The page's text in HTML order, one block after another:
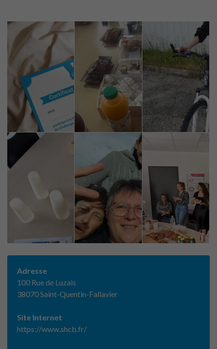
Adresse
100 Rue de Luzais
38070 Saint-Quentin-Fallavier
Site Internet
https://www.shcb.fr/